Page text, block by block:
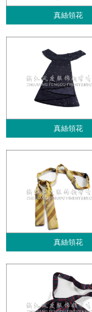
真絲領花
真絲領花
真絲領花